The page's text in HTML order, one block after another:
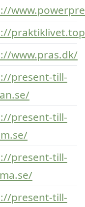
www.pras.dk/
present-till-
present-till-
present-till-
present-till-